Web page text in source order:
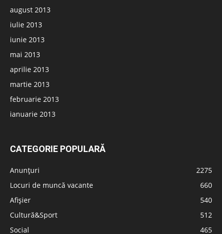
august 2013
iulie 2013
iunie 2013
mai 2013
aprilie 2013
martie 2013
februarie 2013
ianuarie 2013
CATEGORIE POPULARĂ
Anunțuri
2275
Locuri de muncă vacante
660
Afișier
540
Cultură&Sport
512
Social
465